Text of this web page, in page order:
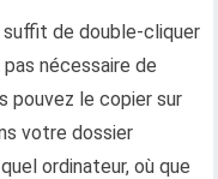
de double-cliquer
nécessaire de
pouvez le copier sur
votre dossier
ordinateur, où que